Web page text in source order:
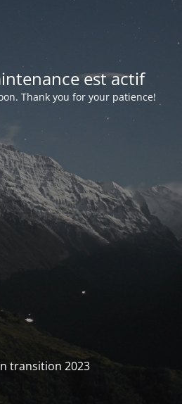
est actif
Thank you for your patience!
transition 2023